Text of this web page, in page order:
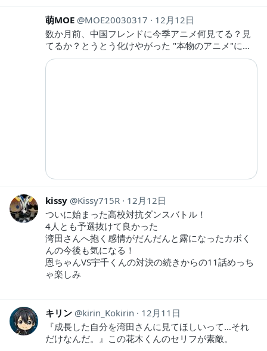
萌MOE MOE20030317
12月12日
数か月前、中国フレンドに今季アニメ何見てる？見
てるか？とうとう化けやがった "本物のアニメ"に…
kissy Kissy715R
12月12日
ついに始まった高校対抗ダンスバトル！
4人とも予選抜けて良かった
湾田さんへ抱く感情がだんだんと露になったカボく
んの今後も気になる！
恩ちゃんVS宇千くんの対決の続きからの11話めっち
ゃ楽しみ
キリン kirin_Kokirin
12月11日
『成長した自分を湾田さんに見てほしいって…それ
だけなんだ。』この花木くんのセリフが素敵。